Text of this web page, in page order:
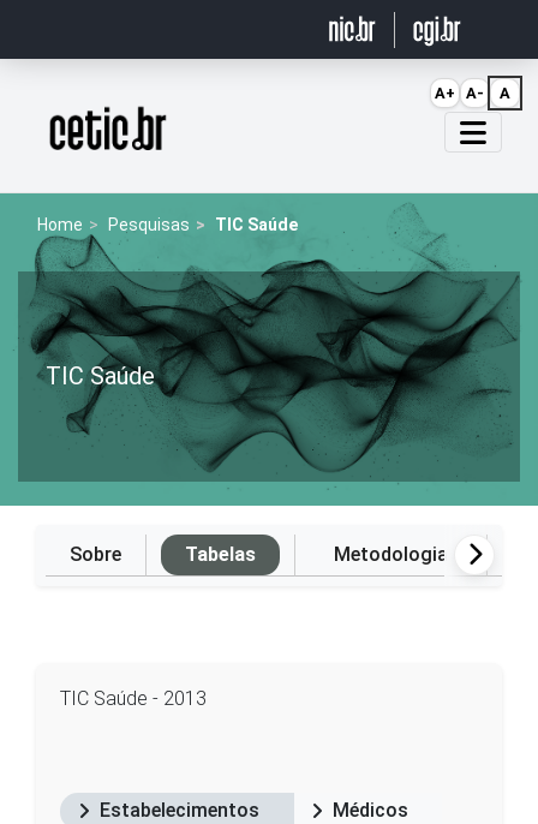
Página inicial
Home Pesquisas TIC Saúde
TIC Saúde
Sobre Tabelas Metodologia
TIC Saúde - 2013
Estabelecimentos
Médicos
A+ A- A